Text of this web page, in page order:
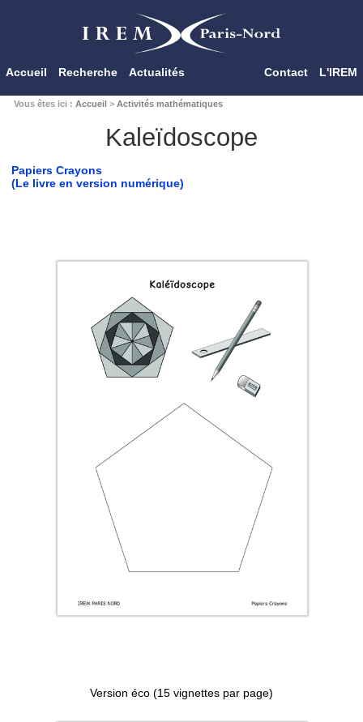
Accueil Recherche Actualités Contact L'IREM
Vous êtes ici : Accueil> Activités mathématiques
Kaleïdoscope
Papiers Crayons
(Le livre en version numérique)
Version éco (15 vignettes par page)